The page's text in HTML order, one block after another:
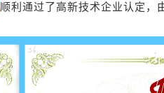
顺利通过了高新技术企业认定，